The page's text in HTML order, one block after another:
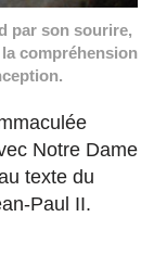
par son sourire,
compréhension
Notre Dame
texte du
Paul II.